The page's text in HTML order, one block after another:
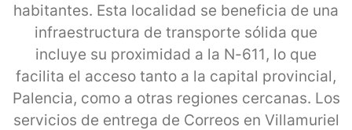
habitantes. Esta localidad se beneficia de una
infraestructura de transporte sólida que
incluye su proximidad a la N-611, lo que
facilita el acceso tanto a la capital provincial,
Palencia, como a otras regiones cercanas. Los
servicios de entrega de Correos en Villamuriel